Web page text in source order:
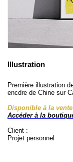
Illustration
Première illustration
encdre de Chine sur
Disponible à la
Accéder à la
Client :
Projet personnel